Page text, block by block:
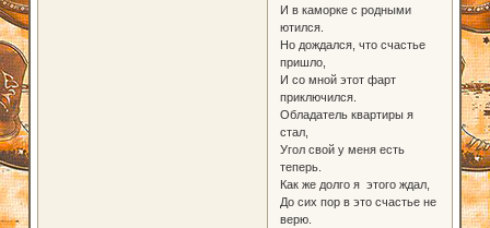
И в каморке с родными
ютился.
Но дождался, что счастье
пришло,
И со мной этот фарт
приключился.
Обладатель квартиры я
стал,
Угол свой у меня есть
теперь.
Как же долго я этого ждал,
До сих пор в это счастье не
верю.